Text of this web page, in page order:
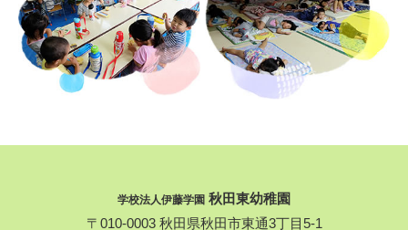
学校法人伊藤学園 秋田東幼稚園
〒010-0003 秋田県秋田市東通3丁目5-1